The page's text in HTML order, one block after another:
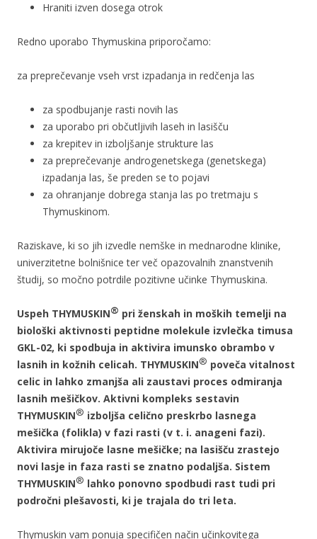
Hraniti izven dosega otrok
Redno uporabo Thymuskina priporočamo:
za preprečevanje vseh vrst izpadanja in redčenja las
za spodbujanje rasti novih las
za uporabo pri občutljivih laseh in lasišču
za krepitev in izboljšanje strukture las
za preprečevanje androgenetskega (genetskega)
izpadanja las, še preden se to pojavi
za ohranjanje dobrega stanja las po tretmaju s
Thymuskinom.
Raziskave, ki so jih izvedle nemške in mednarodne klinike,
univerzitetne bolnišnice ter več opazovalnih znanstvenih
študij, so močno potrdile pozitivne učinke Thymuskina.
Uspeh THYMUSKIN® pri ženskah in moških temelji na
biološki aktivnosti peptidne molekule izvlečka timusa
GKL-02, ki spodbuja in aktivira imunsko obrambo v
lasnih in kožnih celicah. THYMUSKIN® poveča vitalnost
celic in lahko zmanjša ali zaustavi proces odmiranja
lasnih mešičkov. Aktivni kompleks sestavin
THYMUSKIN® izboljša celično preskrbo lasnega
mešička (folikla) v fazi rasti (v t. i. anageni fazi).
Aktivira mirujoče lasne mešičke; na lasišču zrastejo
novi lasje in faza rasti se znatno podaljša. Sistem
THYMUSKIN® lahko ponovno spodbudi rast tudi pri
področni plešavosti, ki je trajala do tri leta.
Thymuskin vam ponuja specifičen način učinkovitega